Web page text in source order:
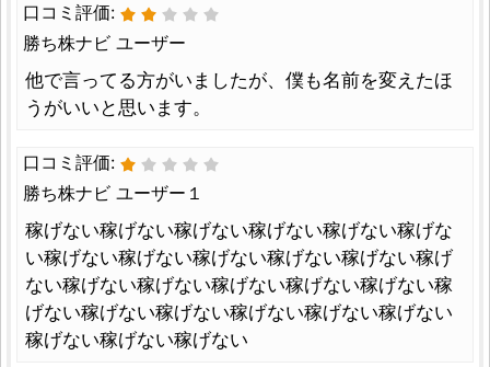
口コミ評価:
勝ち株ナビ ユーザー
他で言ってる方がいましたが、僕も名前を変えたほ
うがいいと思います。
口コミ評価:
勝ち株ナビ ユーザー１
稼げない稼げない稼げない稼げない稼げない稼げな
い稼げない稼げない稼げない稼げない稼げない稼げ
ない稼げない稼げない稼げない稼げない稼げない稼
げない稼げない稼げない稼げない稼げない稼げない
稼げない稼げない稼げない